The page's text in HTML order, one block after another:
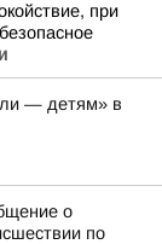
при
— детям» в
о
по